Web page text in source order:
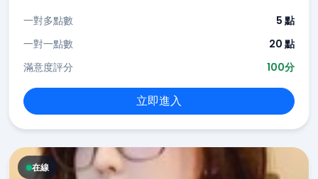
一對多點數
5 點
一對一點數
20 點
滿意度評分
100分
立即進入
在線